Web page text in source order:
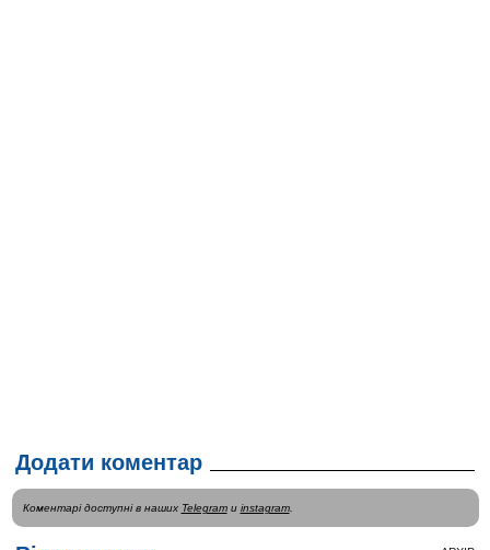
Додати коментар
Коментарі доступні в наших Telegramи instagram.